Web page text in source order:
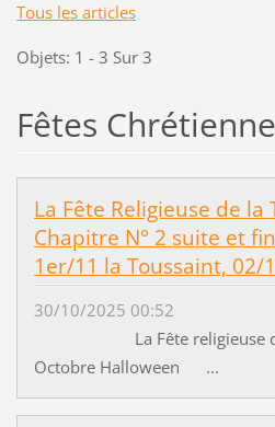
Tous les articles
Objets: 1 - 3 Sur 3
Fêtes
La Fête Religieuse de la
Chapitre N° 2 suite et
1er/11 la Toussaint, 02/
30/10/2025 00:52
La Fête religieuse de
Octobre Halloween ...